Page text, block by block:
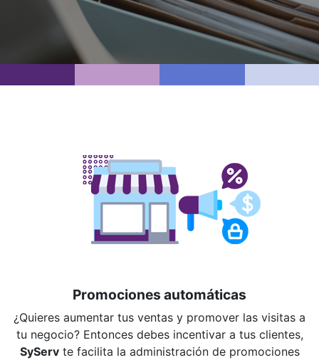
Promociones automáticas
¿Quieres aumentar tus ventas y promover las visitas a
tu negocio? Entonces debes incentivar a tus clientes,
SyServte facilita la administración de promociones